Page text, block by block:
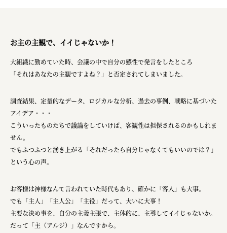
お主の主観で、イイじゃないか！
大組織に勤めていた時、会議の中で自分の感性で発言をしたところ
「それはあなたの主観ですよね？」と否定されてしまいました。
調査結果、定量的なデータ、ロジカルな分析、過去の事例、戦略に基づいた
アイデア・・・
こういったものたちで議論をしていけば、客観性は担保されるのかもしれま
せん。
でもふつふつと湧き上がる「それだったら自分じゃなくてもいいのでは？」
という心の声。
お客様は神様なんて言われていた時代もあり、確かに「客人」も大事。
でも「主人」「主人公」「主役」だって、大いに大事！
主要な決め事を、自分の主義主張で、主体的に、主導してイイじゃないか。
だって「主（アルジ）」なんですから。